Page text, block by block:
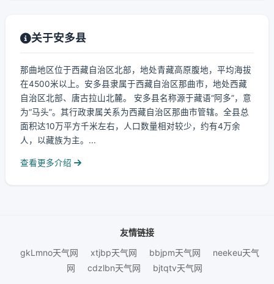
关于安多县
那曲地区位于西藏自治区北部，地处青藏高原腹地，平均海拔
在4500米以上。安多县隶属于西藏自治区那曲市，地处西藏
自治区北部、唐古拉山北麓。 安多县名称源于藏语“阿多”，意
为“马头”。其行政隶属关系为西藏自治区那曲市管辖。全县总
面积达10万平方千米左右，人口数量相对较少，约有4万余
人，以藏族为主。...
查看更多介绍
友情链接
gkLmno天气网
xtjbp天气网 bbjpm天气网
neekeu天气
网
cdzlbn天气网 bjtqtv天气网